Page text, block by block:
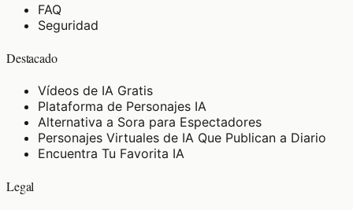
FAQ
Seguridad
Destacado
Vídeos de IA Gratis
Plataforma de Personajes IA
Alternativa a Sora para Espectadores
Personajes Virtuales de IA Que Publican a Diario
Encuentra Tu Favorita IA
Legal